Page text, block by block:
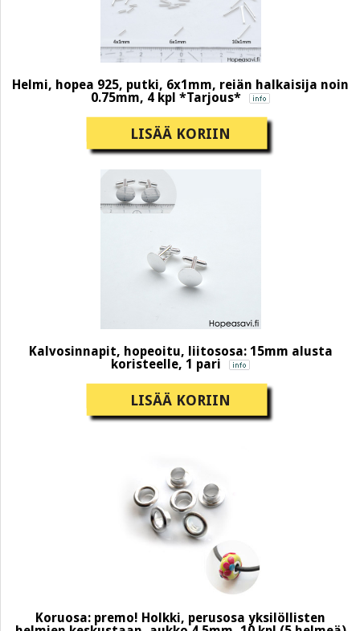
Helmi, hopea 925, putki, 6x1mm, reiän halkaisija noin
0.75mm, 4 kpl *Tarjous*
LISÄÄ KORIIN
Kalvosinnapit, hopeoitu, liitososa: 15mm alusta
koristeelle, 1 pari
LISÄÄ KORIIN
Koruosa: premo! Holkki, perusosa yksilöllisten